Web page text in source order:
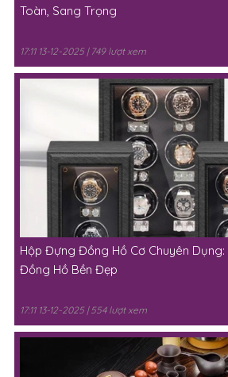
Toàn, Sang Trọng
17:11 13-12-2025 | 749 lượt xem
Hộp Đựng Đồng Hồ Cơ Chuyên Dụng:
Đồng Hồ Bền Đẹp
17:11 13-12-2025 | 554 lượt xem